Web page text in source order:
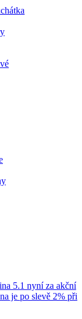
5.1 nyní za akční
je po slevě 2% při